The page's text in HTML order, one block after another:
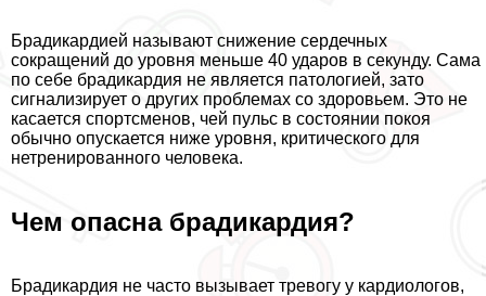
Брадикардией называют снижение сердечных
сокращений до уровня меньше 40 ударов в секунду. Сама
по себе брадикардия не является патологией, зато
сигнализирует о других проблемах со здоровьем. Это не
касается спортсменов, чей пульс в состоянии покоя
обычно опускается ниже уровня, критического для
нетренированного человека.
Чем опасна брадикардия?
Брадикардия не часто вызывает тревогу у кардиологов,